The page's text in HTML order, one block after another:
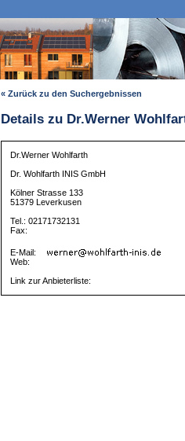
« Zurück zu den Suchergebnissen
Details zu Dr.Werner
Dr.Werner Wohlfarth
Dr. Wohlfarth INIS GmbH
Kölner Strasse 133
51379 Leverkusen
Tel.: 02171732131
Fax:
E-Mail:
Web:
Link zur Anbieterliste: